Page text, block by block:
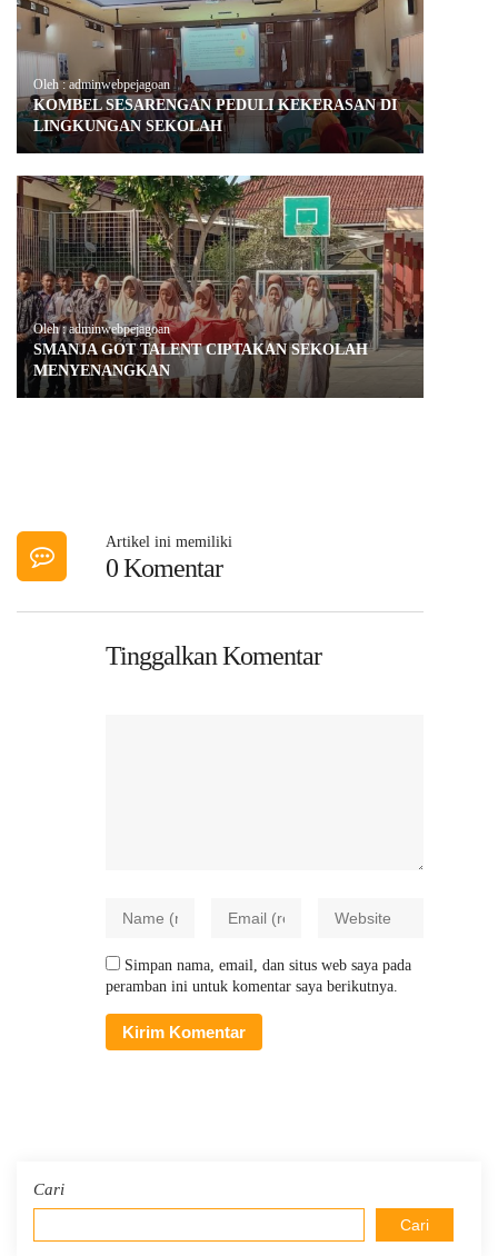
Oleh : adminwebpejagoan
KOMBEL SESARENGAN PEDULI KEKERASAN DI
LINGKUNGAN SEKOLAH
Oleh : adminwebpejagoan
SMANJA GOT TALENT CIPTAKAN SEKOLAH
MENYENANGKAN
Artikel ini memiliki
0 Komentar
Tinggalkan Komentar
Simpan nama, email, dan situs web saya pada
peramban ini untuk komentar saya berikutnya.
Cari
Cari